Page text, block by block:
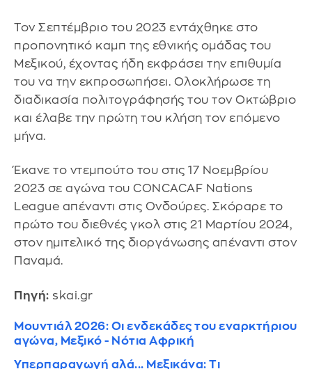
Τον Σεπτέμβριο του 2023 εντάχθηκε στο
προπονητικό καμπ της εθνικής ομάδας του
Μεξικού, έχοντας ήδη εκφράσει την επιθυμία
του να την εκπροσωπήσει. Ολοκλήρωσε τη
διαδικασία πολιτογράφησής του τον Οκτώβριο
και έλαβε την πρώτη του κλήση τον επόμενο
μήνα.
Έκανε το ντεμπούτο του στις 17 Νοεμβρίου
2023 σε αγώνα του CONCACAF Nations
League απέναντι στις Ονδούρες. Σκόραρε το
πρώτο του διεθνές γκολ στις 21 Μαρτίου 2024,
στον ημιτελικό της διοργάνωσης απέναντι στον
Παναμά.
Πηγή: skai.gr
Μουντιάλ 2026: Οι ενδεκάδες του εναρκτήριου
αγώνα, Μεξικό - Νότια Αφρική
Υπερπαραγωγή αλά... Μεξικάνα: Τι